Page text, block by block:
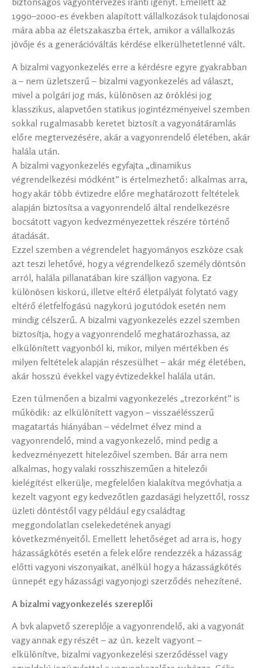
1990–2000-es években alapított vállalkozások tulajdonosai
mára abba az életszakaszba értek, amikor a vállalkozás
jövője és a generációváltás kérdése elkerülhetetlenné vált.
A bizalmi vagyonkezelés erre a kérdésre egyre gyakrabban
a – nem üzletszerű – bizalmi vagyonkezelés ad választ,
mivel a polgári jog más, különösen az öröklési jog
klasszikus, alapvetően statikus jogintézményeivel szemben
sokkal rugalmasabb keretet biztosít a vagyonátáramlás
előre megtervezésére, akár a vagyonrendelő életében, akár
halála után.
A bizalmi vagyonkezelés egyfajta „dinamikus
végrendelkezési módként” is értelmezhető: alkalmas arra,
hogy akár több évtizedre előre meghatározott feltételek
alapján biztosítsa a vagyonrendelő által rendelkezésre
bocsátott vagyon kedvezményezettek részére történő
átadását.
Ezzel szemben a végrendelet hagyományos eszköze csak
azt teszi lehetővé, hogy a végrendelkező személy döntsön
arról, halála pillanatában kire szálljon vagyona. Ez
különösen kiskorú, illetve eltérő életpályát folytató vagy
eltérő életfelfogású nagykorú jogutódok esetén nem
mindig célszerű. A bizalmi vagyonkezelés ezzel szemben
biztosítja, hogy a vagyonrendelő meghatározhassa, az
elkülönített vagyonból ki, mikor, milyen mértékben és
milyen feltételek alapján részesülhet – akár még életében,
akár hosszú évekkel vagy évtizedekkel halála után.
Ezen túlmenően a bizalmi vagyonkezelés „trezorként” is
működik: az elkülönített vagyon – visszaélésszerű
magatartás hiányában – védelmet élvez mind a
vagyonrendelő, mind a vagyonkezelő, mind pedig a
kedvezményezett hitelezőivel szemben. Bár arra nem
alkalmas, hogy valaki rosszhiszeműen a hitelezői
kielégítést elkerülje, megfelelően kialakítva megóvhatja a
kezelt vagyont egy kedvezőtlen gazdasági helyzettől, rossz
üzleti döntéstől vagy például egy családtag
meggondolatlan cselekedetének anyagi
következményeitől. Emellett lehetőséget ad arra is, hogy
házasságkötés esetén a felek előre rendezzék a házasság
előtti vagyoni viszonyaikat, anélkül hogy a házasságkötés
ünnepét egy házassági vagyonjogi szerződés nehezítené.
A bizalmi vagyonkezelés szereplői
A bvk alapvető szereplője a vagyonrendelő, aki a vagyonát
vagy annak egy részét – az ún. kezelt vagyont –
elkülönítve, bizalmi vagyonkezelési szerződéssel vagy